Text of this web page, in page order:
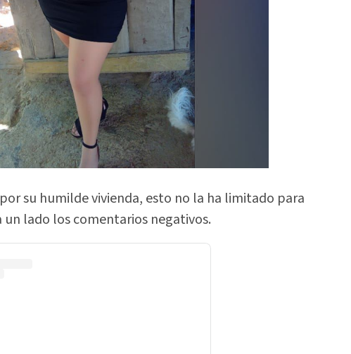
su humilde vivienda, esto no la ha limitado para
lado los comentarios negativos.